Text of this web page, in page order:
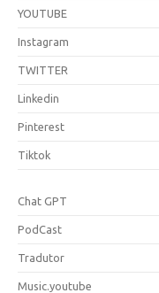
YOUTUBE
Instagram
TWITTER
Linkedin
Pinterest
Tiktok
Chat GPT
PodCast
Tradutor
Music.youtube